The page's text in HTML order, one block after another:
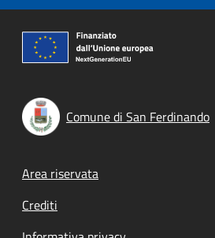
Comune di San Ferdinando
Footer menu
Area riservata
Crediti